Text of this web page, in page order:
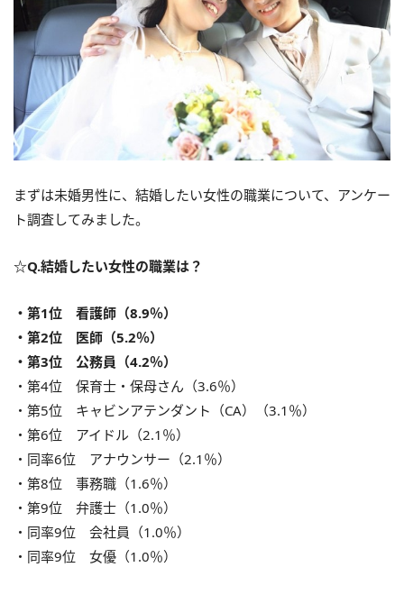
まずは未婚男性に、結婚したい女性の職業について、アンケー
ト調査してみました。
☆Q.結婚したい女性の職業は？
・第1位 看護師（8.9％）
・第2位 医師（5.2％）
・第3位 公務員（4.2％）
・第4位 保育士・保母さん（3.6％）
・第5位 キャビンアテンダント（CA）（3.1％）
・第6位 アイドル（2.1％）
・同率6位 アナウンサー（2.1％）
・第8位 事務職（1.6％）
・第9位 弁護士（1.0％）
・同率9位 会社員（1.0％）
・同率9位 女優（1.0％）